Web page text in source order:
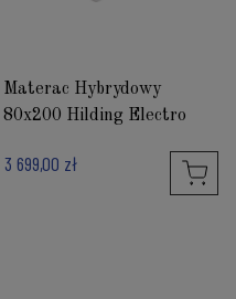
Materac Hybrydowy
80x200 Hilding Electro
3 699,00 zł